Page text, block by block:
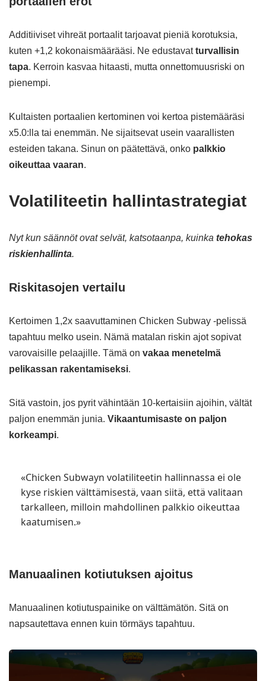
Additiiviset vihreät portaalit tarjoavat pieniä korotuksia,
kuten +1,2 kokonaismäärääsi. Ne edustavatturvallisin
tapa. Kerroin kasvaa hitaasti, mutta onnettomuusriski on
pienempi.
Kultaisten portaalien kertominen voi kertoa pistemääräsi
x5.0:lla tai enemmän. Ne sijaitsevat usein vaarallisten
esteiden takana. Sinun on päätettävä, onko palkkio
oikeuttaa vaaran.
Volatiliteetin hallintastrategiat
Nyt kun säännöt ovat selvät, katsotaanpa, kuinka tehokas
riskienhallinta.
Riskitasojen vertailu
Kertoimen 1,2x saavuttaminen Chicken Subway -pelissä
tapahtuu melko usein. Nämä matalan riskin ajot sopivat
varovaisille pelaajille. Tämä on vakaa menetelmä
pelikassan rakentamiseksi.
Sitä vastoin, jos pyrit vähintään 10-kertaisiin ajoihin, vältät
paljon enemmän junia. Vikaantumisaste on paljon
korkeampi.
«Chicken Subwayn volatiliteetin hallinnassa ei ole
kyse riskien välttämisestä, vaan siitä, että valitaan
tarkalleen, milloin mahdollinen palkkio oikeuttaa
kaatumisen.»
Manuaalinen kotiutuksen ajoitus
Manuaalinen kotiutuspainike on välttämätön. Sitä on
napsautettava ennen kuin törmäys tapahtuu.